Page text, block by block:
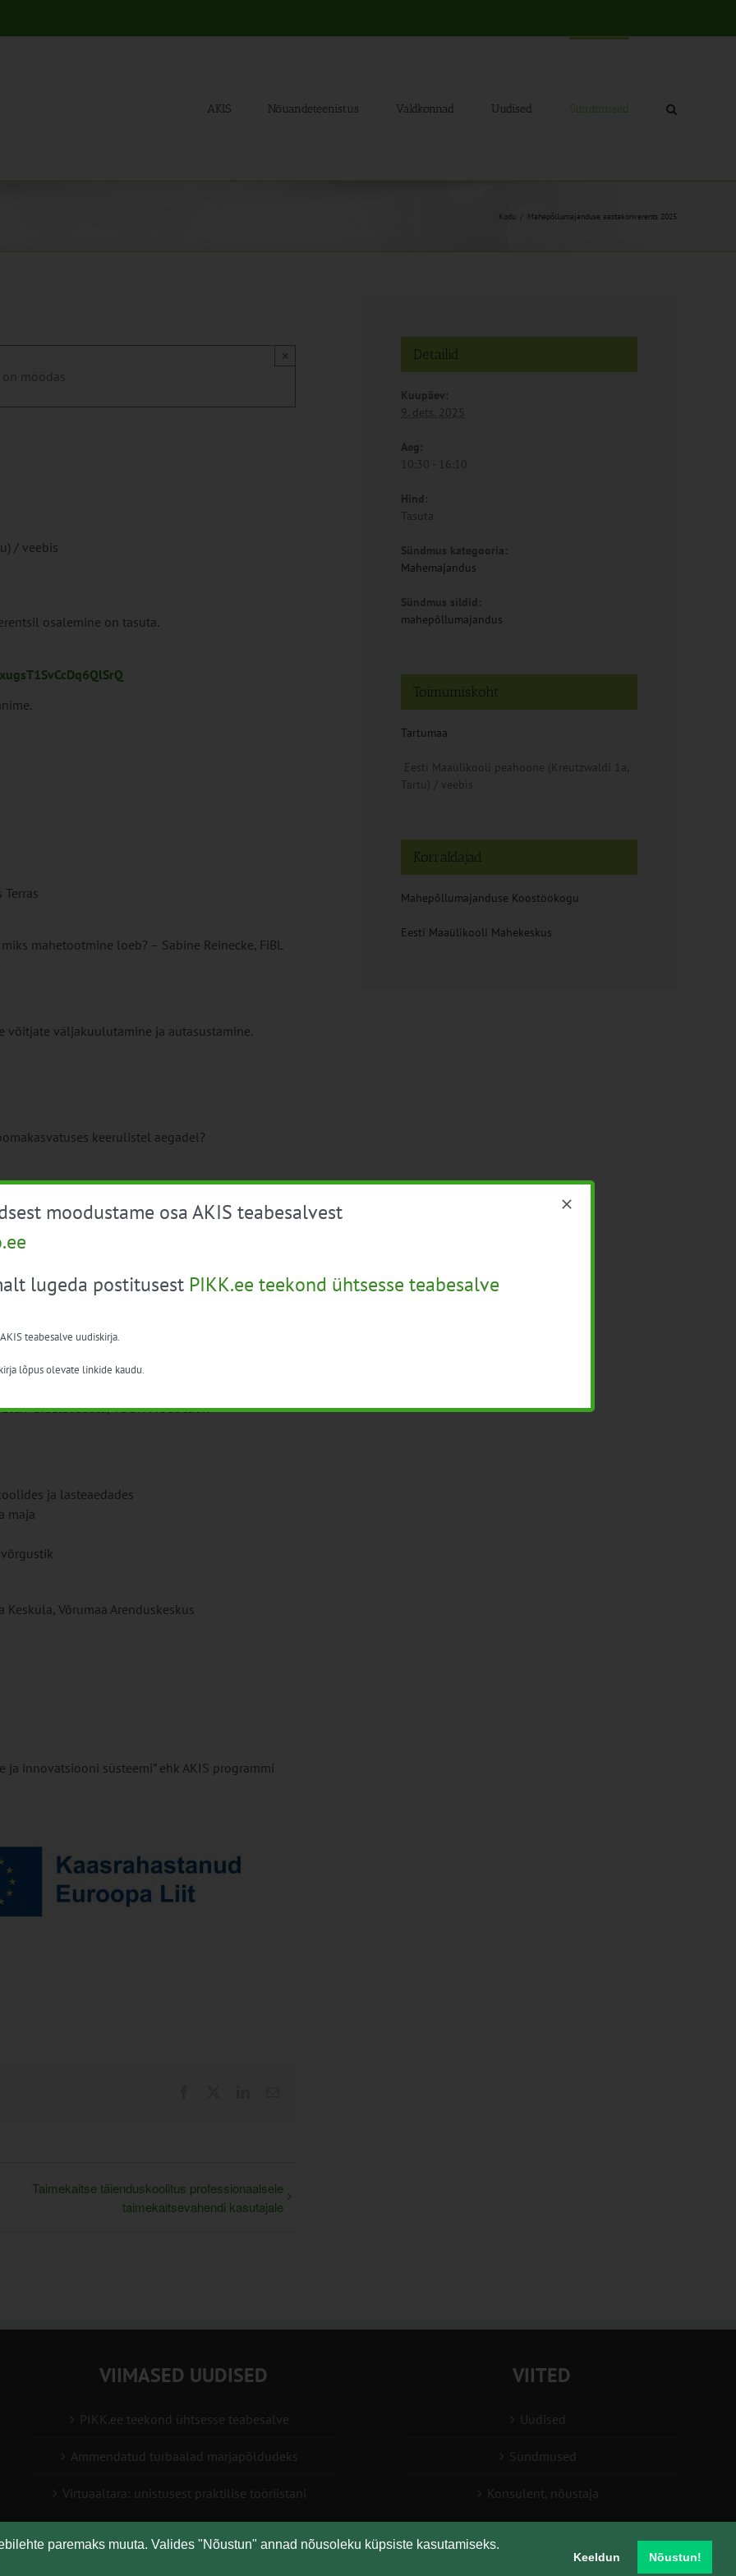
paremaks muuta. Valides "Nõustun" annad nõusoleku küpsiste kasutamiseks.
Keeldun Nõustun!
AKIS Nõuandeteenistus Valdkonnad Uudised Sündmused
Kodu Mahepõllumajanduse aastakonverents 2025
möödas
×
/ veebis
osalemine on tasuta.
mahetootmine loeb? – Sabine Reinecke, FiBL
võitjate väljakuulutamine ja autasustamine.
keerulistel aegadel?
ja Kitsekasvatajate Liit
Schaack, AMI (Saksamaa põllumajandusturu
näitel – Lauri Bobrovski, Äntu Mõis
Greete Jaadla, YOOK Production
ja lasteaedades
maja
Võrumaa Arenduskeskus
innovatsiooni süsteemi” ehk AKIS programmi
Taimekaitse täienduskoolitus professionaalsele
taimekaitsevahendi kasutajale
Detailid
Kuupäev:
9. dets. 2025
Aeg:
10:30 - 16:10
Hind:
Tasuta
Sündmus kategooria:
Mahemajandus
Sündmus sildid:
mahepõllumajandus
Toimumiskoht
Tartumaa
Eesti Maaülikooli peahoone (Kreutzwaldi 1a,
Tartu) / veebis
Korraldajad
Mahepõllumajanduse Koostöökogu
Eesti Maaülikooli Mahekeskus
VIIMASED UUDISED
PIKK.ee teekond ühtsesse teabesalve
Ammendatud turbaalad marjapõldudeks
Virtuaaltara: unistusest praktilise tööriistani
VIITED
Uudised
Sündmused
Konsulent, nõustaja
moodustame osa AKIS teabesalvest
lugeda postitusest PIKK.ee teekond ühtsesse teabesalve
teabesalve uudiskirja.
lõpus olevate linkide kaudu.